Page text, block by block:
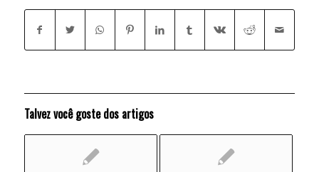
Talvez você goste dos artigos